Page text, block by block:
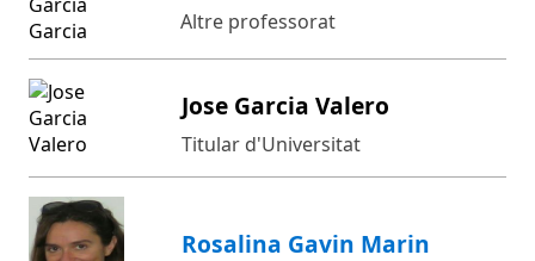
Altre professorat
Jose Garcia Valero
Titular d'Universitat
Rosalina Gavin Marin